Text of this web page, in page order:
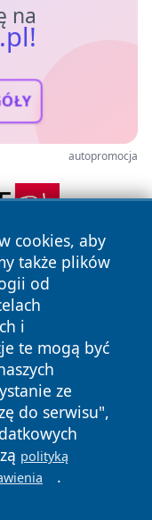
na
autopromocja
cookies, aby
także plików
od
i
te mogą być
ze
do serwisu",
polityką
.
prawa zastrzeżone.
Polityka
Cookies